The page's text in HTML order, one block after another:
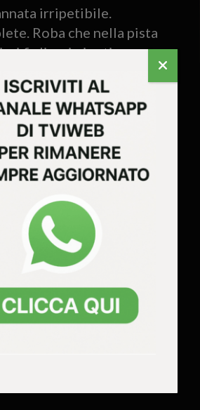
irripetibile.
Roba che nella pista
ai figli e ai nipoti.
un solco tracciato già
di rendere omaggio
carissima la pelle,
infuocato hanno
loro: i bluceleste.
ancora una volta, si